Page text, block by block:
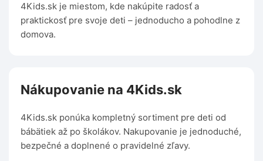
4Kids.sk je miestom, kde nakúpite radosť a
praktickosť pre svoje deti – jednoducho a pohodlne z
domova.
Nákupovanie na 4Kids.sk
4Kids.sk ponúka kompletný sortiment pre deti od
bábätiek až po školákov. Nakupovanie je jednoduché,
bezpečné a doplnené o pravidelné zľavy.